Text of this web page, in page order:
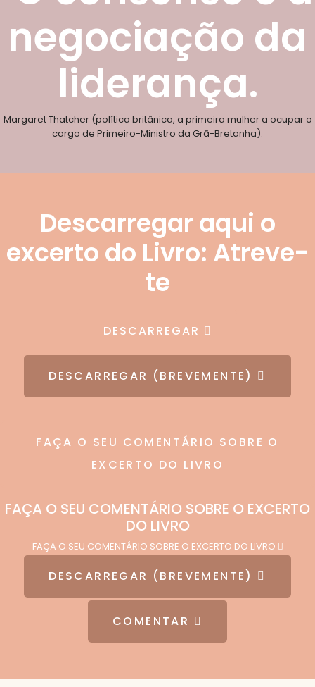
negociação da
liderança.
Margaret Thatcher (política britânica, a primeira mulher a ocupar o
cargo de Primeiro-Ministro da Grã-Bretanha).
Descarregar aqui o
excerto do Livro: Atreve-
te
DESCARREGAR
DESCARREGAR (BREVEMENTE)
FAÇA O SEU COMENTÁRIO SOBRE O
EXCERTO DO LIVRO
FAÇA O SEU COMENTÁRIO SOBRE O EXCERTO
DO LIVRO
FAÇA O SEU COMENTÁRIO SOBRE O EXCERTO DO LIVRO
DESCARREGAR (BREVEMENTE)
COMENTAR